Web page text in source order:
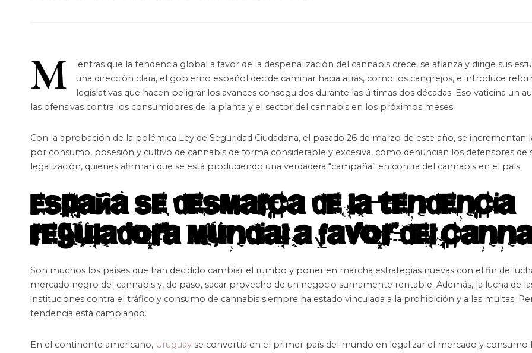
M
ientras que la tendencia global a favor de la despenalización del cannabis crece, se afianza y dirige sus
una dirección clara, el gobierno español decide caminar hacia atrás, como los cangrejos, e introduce
legislativas que hacen peligrar los avances conseguidos durante las últimas dos décadas. Eso vaticina un
las ofensivas contra los consumidores de la planta y el sector del cannabis en los próximos meses.
Con la aprobación de la polémica Ley de Seguridad Ciudadana, el pasado 26 de marzo de este año, se incrementan
por consumo, posesión y cultivo de cannabis de forma considerable y excesiva, como denuncian los defensores de
legalización, quienes afirman que se está produciendo una verdadera “campaña” en contra del cannabis en el país.
España se desmarca de la tendencia
reguladora mundial a favor del
Son muchos los países que han decidido cambiar el rumbo y poner en marcha estrategias nuevas con el fin de
mercado negro del cannabis y, de paso, sacar provecho de un negocio sumamente rentable. Además, la lucha de
instituciones contra el tráfico y consumo de cannabis siempre ha estado vinculada a la prohibición y a las multas.
tendencia está cambiando.
En el continente americano, Uruguay se convertía en el primer país del mundo en legalizar el mercado y consumo